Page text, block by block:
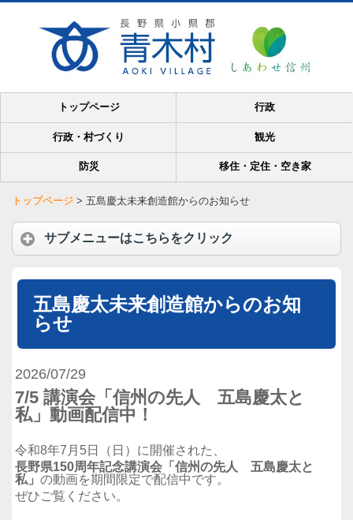
トップページ 行政
行政・村づくり 観光
防災 移住・定住・空き家
トップページ > 五島慶太未来創造館からのお知らせ
サブメニューはこちらをクリック
五島慶太未来創造館からのお知
らせ
2026/07/29
7/5 講演会「信州の先人 五島慶太と
私」動画配信中！
令和8年7月5日（日）に開催された、
長野県150周年記念講演会「信州の先人 五島慶太と
私」の動画を期間限定で配信中です。
ぜひご覧ください。